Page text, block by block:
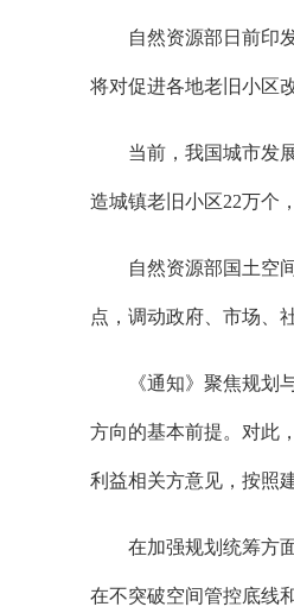
自然资源部日前印
将对促进各地老旧小区
当前，我国城市发
造城镇老旧小区22万个
自然资源部国土空
点，调动政府、市场、
《通知》聚焦规
方向的基本前提。对此
利益相关方意见，按照
在加强规划统筹方
在不突破空间管控底线